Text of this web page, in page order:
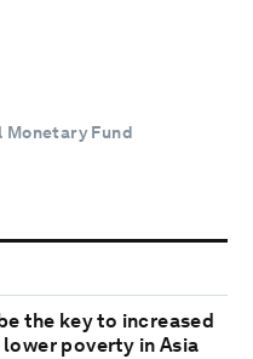
Fund
the key to increased
poverty in Asia